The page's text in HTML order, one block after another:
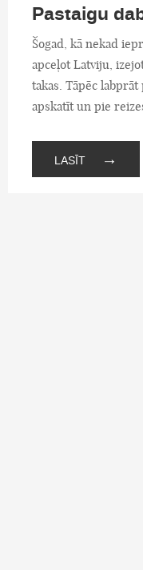
Pastaigu
Šogad, kā nekad
apceļot Latviju,
takas. Tāpēc
apskatīt un pie
LASĪT →